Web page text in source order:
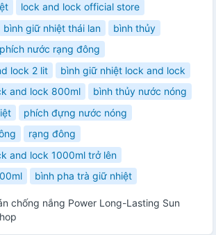
lock and lock official store
bình giữ nhiệt thái lan
bình thủy
phích nước rạng đông
lock 2 lit
bình giữ nhiệt lock and lock
and lock 800ml
bình thủy nước nóng
phích đựng nước nóng
rạng đông
and lock 1000ml trở lên
bình pha trà giữ nhiệt
chống nắng Power Long-Lasting Sun